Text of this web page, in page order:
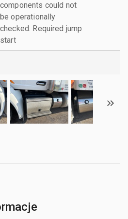
components could not
be operationally
checked. Required jump
start